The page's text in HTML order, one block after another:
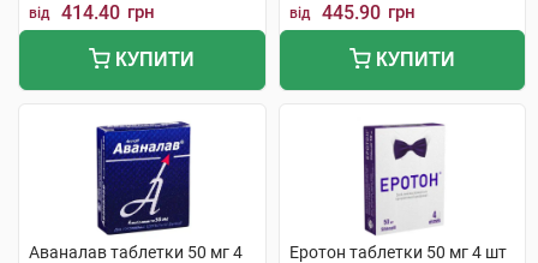
від 414.40 грн
КУПИТИ
від 445.90 грн
КУПИТИ
Аваналав таблетки 50 мг 4
Еротон таблетки 50 мг 4 шт